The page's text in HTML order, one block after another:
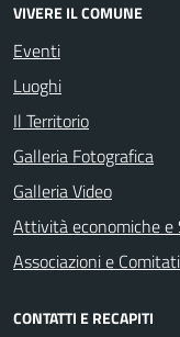
VIVERE IL COMUNE
Eventi
Luoghi
Il Territorio
Galleria Fotografica
Galleria Video
Attività economiche e
Associazioni e Comitati
CONTATTI E RECAPITI